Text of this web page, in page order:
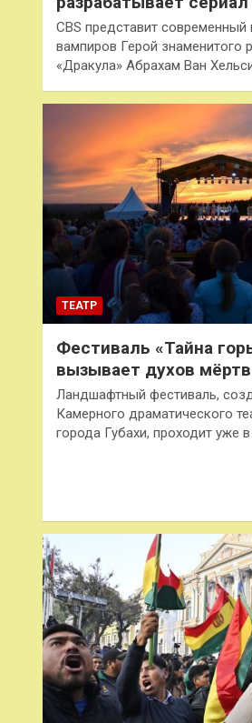
CBS представит современный
вампиров Герой знаменитого
«Дракула» Абрахам Ван
ТЕАТР
Фестиваль «Тайна
вызывает духов
Ландшафтный фестиваль,
Камерного драматического
города Губахи, проходит уже